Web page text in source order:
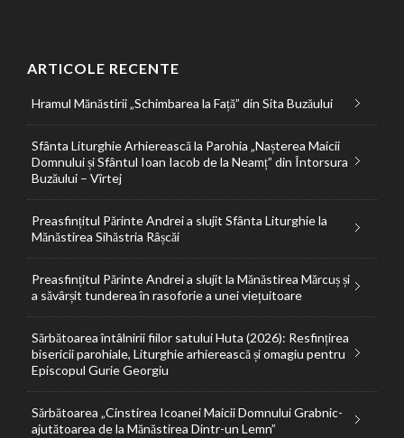
ARTICOLE RECENTE
Hramul Mănăstirii „Schimbarea la Față” din Sita Buzăului
Sfânta Liturghie Arhierească la Parohia „Nașterea Maicii
Domnului și Sfântul Ioan Iacob de la Neamț” din Întorsura
Buzăului – Vîrtej
Preasfințitul Părinte Andrei a slujit Sfânta Liturghie la
Mănăstirea Sihăstria Râșcăi
Preasfințitul Părinte Andrei a slujit la Mănăstirea Mărcuș și
a săvârșit tunderea în rasoforie a unei viețuitoare
Sărbătoarea întâlnirii fiilor satului Huta (2026): Resfințirea
bisericii parohiale, Liturghie arhierească și omagiu pentru
Episcopul Gurie Georgiu
Sărbătoarea „Cinstirea Icoanei Maicii Domnului Grabnic-
ajutătoarea de la Mănăstirea Dintr-un Lemn”